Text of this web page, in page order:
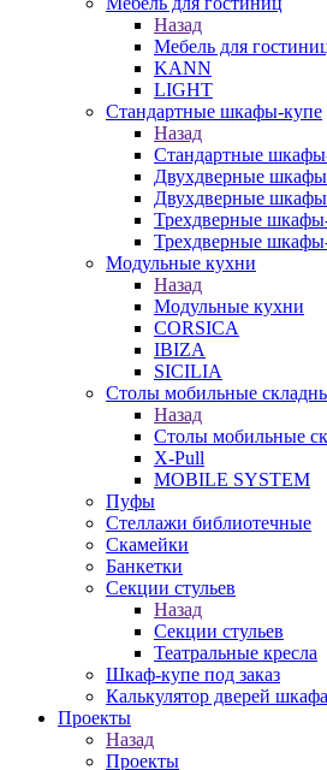
Назад
Мебель для
KANN
LIGHT
Стандартные шкафы-купе
Назад
Стандартные
Двухдверные
Двухдверные
Трехдверные
Трехдверные
Модульные кухни
Назад
Модульные кухни
CORSICA
IBIZA
SICILIA
Столы мобильные
Назад
Столы мобильные
X-Pull
MOBILE SYSTEM
Пуфы
Стеллажи библиотечные
Скамейки
Банкетки
Секции стульев
Назад
Секции стульев
Театральные кресла
Шкаф-купе под заказ
Калькулятор дверей
Проекты
Назад
Проекты